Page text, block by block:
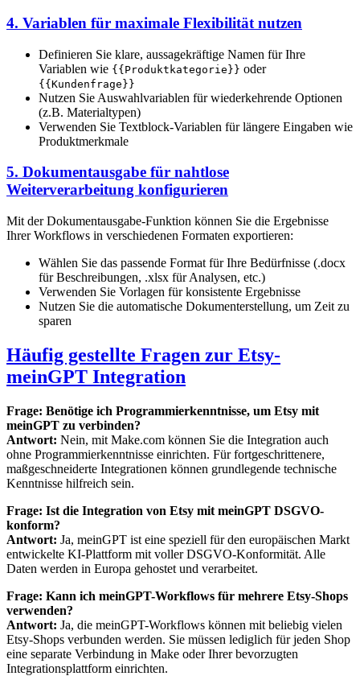
4. Variablen für maximale Flexibilität nutzen
Definieren Sie klare, aussagekräftige Namen für Ihre
Variablen wie {{Produktkategorie}} oder
{{Kundenfrage}}
Nutzen Sie Auswahlvariablen für wiederkehrende Optionen
(z.B. Materialtypen)
Verwenden Sie Textblock-Variablen für längere Eingaben wie
Produktmerkmale
5. Dokumentausgabe für nahtlose
Weiterverarbeitung konfigurieren
Mit der Dokumentausgabe-Funktion können Sie die Ergebnisse
Ihrer Workflows in verschiedenen Formaten exportieren:
Wählen Sie das passende Format für Ihre Bedürfnisse (.docx
für Beschreibungen, .xlsx für Analysen, etc.)
Verwenden Sie Vorlagen für konsistente Ergebnisse
Nutzen Sie die automatische Dokumenterstellung, um Zeit zu
sparen
Häufig gestellte Fragen zur Etsy-
meinGPT Integration
Frage: Benötige ich Programmierkenntnisse, um Etsy mit
meinGPT zu verbinden?
Antwort: Nein, mit Make.com können Sie die Integration auch
ohne Programmierkenntnisse einrichten. Für fortgeschrittenere,
maßgeschneiderte Integrationen können grundlegende technische
Kenntnisse hilfreich sein.
Frage: Ist die Integration von Etsy mit meinGPT DSGVO-
konform?
Antwort: Ja, meinGPT ist eine speziell für den europäischen Markt
entwickelte KI-Plattform mit voller DSGVO-Konformität. Alle
Daten werden in Europa gehostet und verarbeitet.
Frage: Kann ich meinGPT-Workflows für mehrere Etsy-Shops
verwenden?
Antwort: Ja, die meinGPT-Workflows können mit beliebig vielen
Etsy-Shops verbunden werden. Sie müssen lediglich für jeden Shop
eine separate Verbindung in Make oder Ihrer bevorzugten
Integrationsplattform einrichten.